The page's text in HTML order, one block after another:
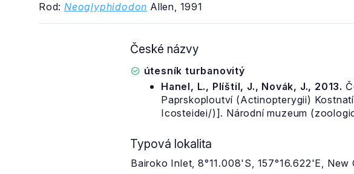
Rod: Neoglyphidodon Allen, 1991
České názvy
útesník turbanovitý
Hanel, L., Plíštil, J., Novák, J., 2013.
Paprskoploutví (Actinopterygii)
Icosteidei/)]. Národní muzeum
Typová lokalita
Bairoko Inlet, 8°11.008'S, 157°16.622'E,